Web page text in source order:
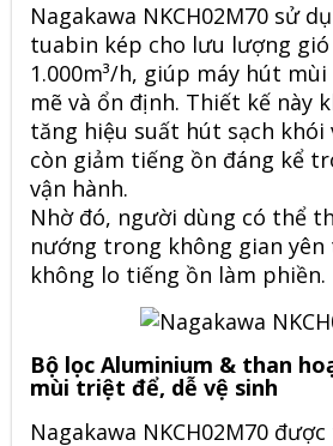
Nagakawa NKCH02M70 sử
tuabin kép cho lưu lượng
1.000m³/h, giúp máy hút
mẽ và ổn định. Thiết kế này
tăng hiệu suất hút sạch khói
còn giảm tiếng ồn đáng kể
vận hành.
Nhờ đó, người dùng có thể
nướng trong không gian yên
không lo tiếng ồn làm phiền.
Bộ lọc Aluminium & than
mùi triệt để, dễ vệ sinh
Nagakawa NKCH02M70